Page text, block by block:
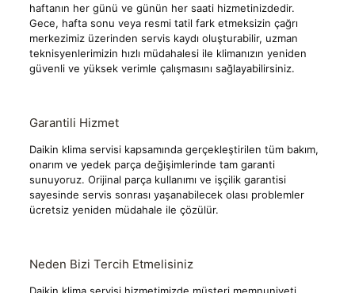
haftanın her günü ve günün her saati hizmetinizdedir.
Gece, hafta sonu veya resmi tatil fark etmeksizin çağrı
merkezimiz üzerinden servis kaydı oluşturabilir, uzman
teknisyenlerimizin hızlı müdahalesi ile klimanızın yeniden
güvenli ve yüksek verimle çalışmasını sağlayabilirsiniz.
Garantili Hizmet
Daikin klima servisi kapsamında gerçekleştirilen tüm bakım,
onarım ve yedek parça değişimlerinde tam garanti
sunuyoruz. Orijinal parça kullanımı ve işçilik garantisi
sayesinde servis sonrası yaşanabilecek olası problemler
ücretsiz yeniden müdahale ile çözülür.
Neden Bizi Tercih Etmelisiniz